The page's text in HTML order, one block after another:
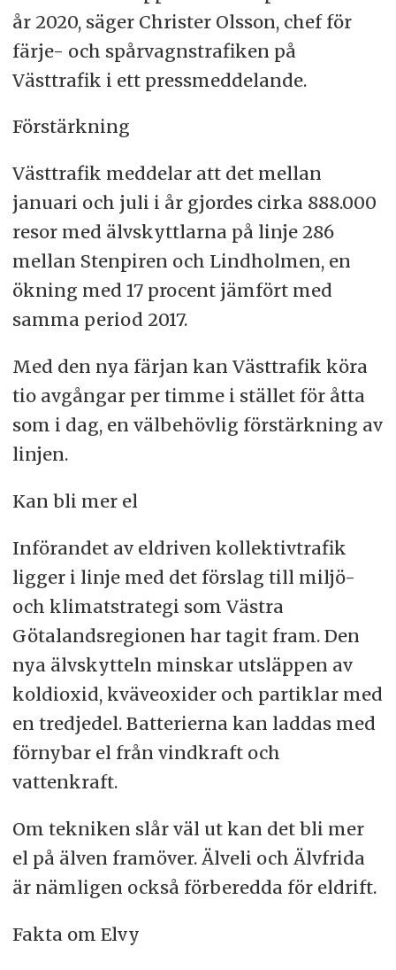
år 2020, säger Christer Olsson, chef för
färje- och spårvagnstrafiken på
Västtrafik i ett pressmeddelande.
Förstärkning
Västtrafik meddelar att det mellan
januari och juli i år gjordes cirka 888.000
resor med älvskyttlarna på linje 286
mellan Stenpiren och Lindholmen, en
ökning med 17 procent jämfört med
samma period 2017.
Med den nya färjan kan Västtrafik köra
tio avgångar per timme i stället för åtta
som i dag, en välbehövlig förstärkning av
linjen.
Kan bli mer el
Införandet av eldriven kollektivtrafik
ligger i linje med det förslag till miljö-
och klimatstrategi som Västra
Götalandsregionen har tagit fram. Den
nya älvskytteln minskar utsläppen av
koldioxid, kväveoxider och partiklar med
en tredjedel. Batterierna kan laddas med
förnybar el från vindkraft och
vattenkraft.
Om tekniken slår väl ut kan det bli mer
el på älven framöver. Älveli och Älvfrida
är nämligen också förberedda för eldrift.
Fakta om Elvy